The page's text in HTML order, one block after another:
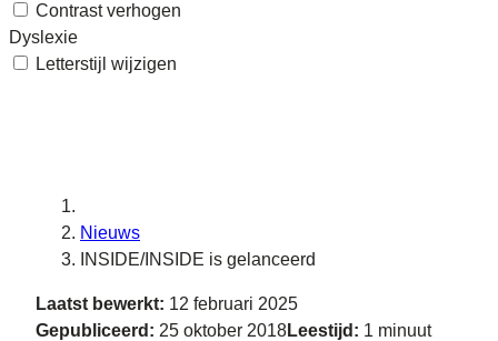
Contrast verhogen
Dyslexie
Letterstijl wijzigen
Nieuws
INSIDE/INSIDE is gelanceerd
Laatst bewerkt: 12 februari 2025
Gepubliceerd: 25 oktober 2018Leestijd: 1 minuut